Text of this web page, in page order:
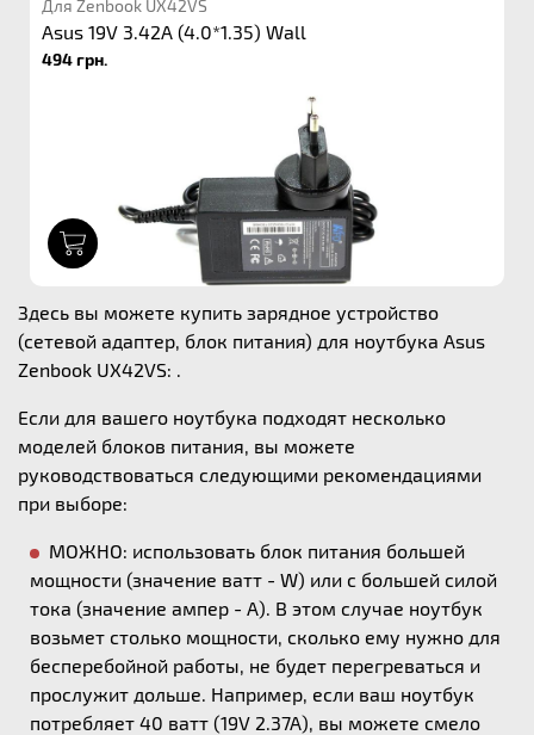
Для Zenbook UX42VS
Asus 19V 3.42A (4.0*1.35) Wall
494 грн.
Здесь вы можете купить зарядное устройство
(сетевой адаптер, блок питания) для ноутбука Asus
Zenbook UX42VS: .
Если для вашего ноутбука подходят несколько
моделей блоков питания, вы можете
руководствоваться следующими рекомендациями
при выборе:
МОЖНО: использовать блок питания большей
мощности (значение ватт - W) или с большей силой
тока (значение ампер - А). В этом случае ноутбук
возьмет столько мощности, сколько ему нужно для
бесперебойной работы, не будет перегреваться и
прослужит дольше. Например, если ваш ноутбук
потребляет 40 ватт (19V 2.37A), вы можете смело